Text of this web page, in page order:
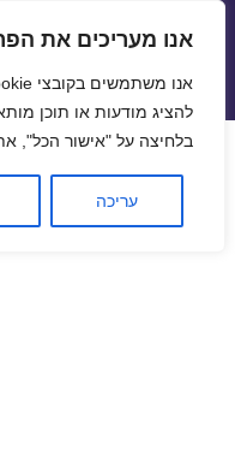
אנו מעריכים את
להציג מודעות או תוכן
בלחיצה על "אישור הכל",
עריכה
שערי חליפין
שער ביטקוין